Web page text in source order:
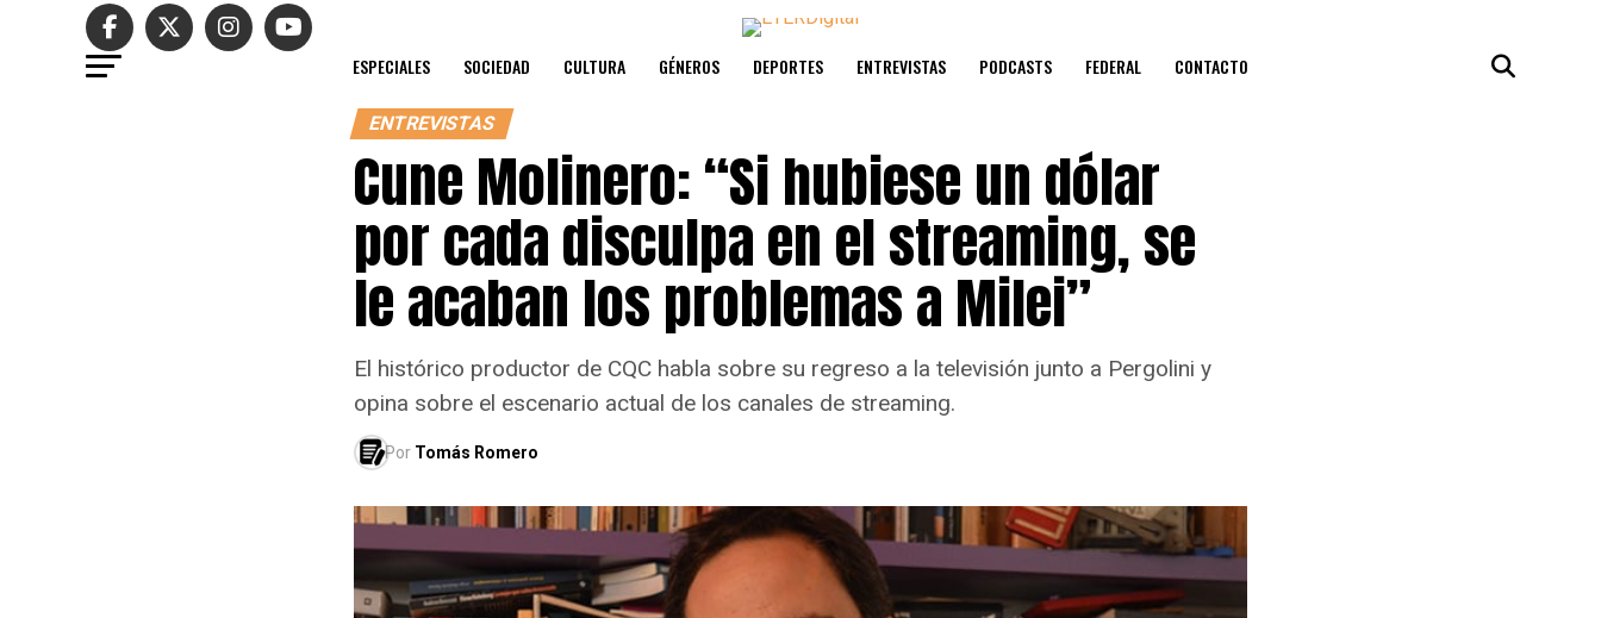
ESPECIALES SOCIEDAD CULTURA GÉNEROS DEPORTES ENTREVISTAS PODCASTS FEDERAL CONTACTO
ENTREVISTAS
Cune Molinero: “Si hubiese un dólar
por cada disculpa en el streaming, se
le acaban los problemas a Milei”
El histórico productor de CQC habla sobre su regreso a la televisión junto a Pergolini y
opina sobre el escenario actual de los canales de streaming.
Por Tomás Romero